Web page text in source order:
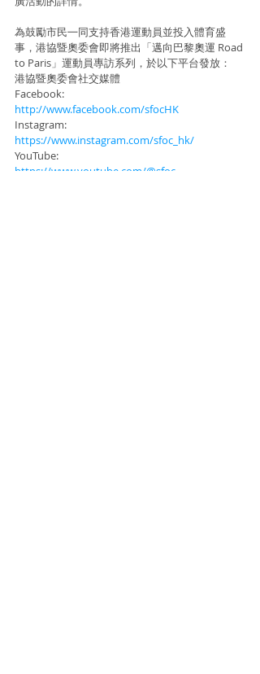
為鼓勵市民㇐同支持香港運動員並投入體育盛
事，港協暨奧委會即將推出「邁向巴黎奧運 Road
to Paris」運動員專訪系列，於以下平台發放：
港協暨奧委會社交媒體
Facebook:
http://www.facebook.com/sfocHK
Instagram:
https://www.instagram.com/sfoc_hk/
YouTube:
https://www.youtube.com/@sfoc